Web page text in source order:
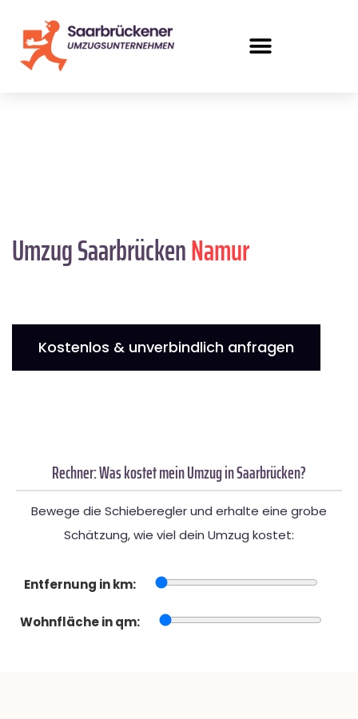
Umzug SaarbrückenNamur
Kostenlos & unverbindlich anfragen
Rechner: Was kostet mein Umzug in Saarbrücken?
Bewege die Schieberegler und erhalte eine grobe
Schätzung, wie viel dein Umzug kostet:
Entfernung in km:
Wohnfläche in qm: